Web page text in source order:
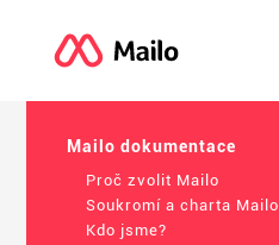
Mailo dokumentace
Proč zvolit Mailo
Soukromí a charta Mailo
Kdo jsme?